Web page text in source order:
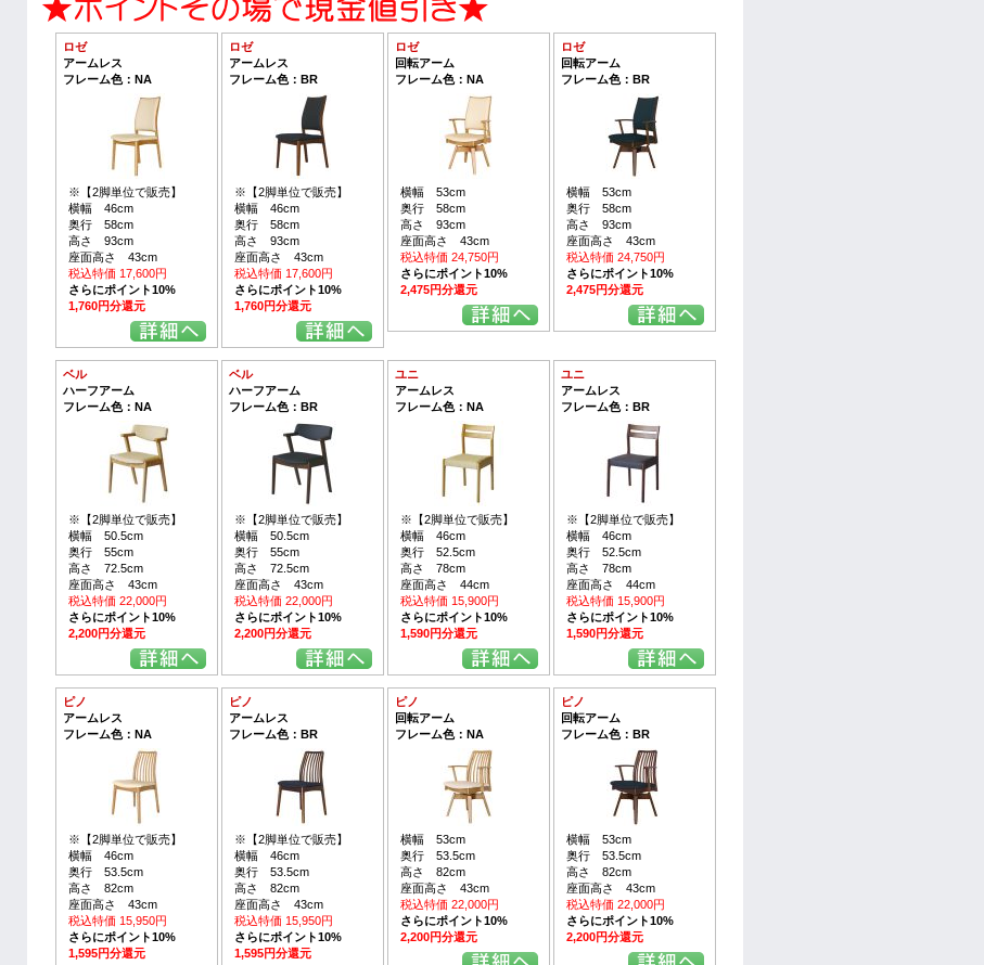
ロゼ
アームレス
フレーム色：NA
※【2脚単位で販売】
横幅 46cm
奥行 58cm
高さ 93cm
座面高さ 43cm
税込特価 17,600円
さらにポイント10%
1,760円分還元
ロゼ
アームレス
フレーム色：BR
※【2脚単位で販売】
横幅 46cm
奥行 58cm
高さ 93cm
座面高さ 43cm
税込特価 17,600円
さらにポイント10%
1,760円分還元
ロゼ
回転アーム
フレーム色：NA
横幅 53cm
奥行 58cm
高さ 93cm
座面高さ 43cm
税込特価 24,750円
さらにポイント10%
2,475円分還元
ロゼ
回転アーム
フレーム色：BR
横幅 53cm
奥行 58cm
高さ 93cm
座面高さ 43cm
税込特価 24,750円
さらにポイント10%
2,475円分還元
ベル
ハーフアーム
フレーム色：NA
※【2脚単位で販売】
横幅 50.5cm
奥行 55cm
高さ 72.5cm
座面高さ 43cm
税込特価 22,000円
さらにポイント10%
2,200円分還元
ベル
ハーフアーム
フレーム色：BR
※【2脚単位で販売】
横幅 50.5cm
奥行 55cm
高さ 72.5cm
座面高さ 43cm
税込特価 22,000円
さらにポイント10%
2,200円分還元
ユニ
アームレス
フレーム色：NA
※【2脚単位で販売】
横幅 46cm
奥行 52.5cm
高さ 78cm
座面高さ 44cm
税込特価 15,900円
さらにポイント10%
1,590円分還元
ユニ
アームレス
フレーム色：BR
※【2脚単位で販売】
横幅 46cm
奥行 52.5cm
高さ 78cm
座面高さ 44cm
税込特価 15,900円
さらにポイント10%
1,590円分還元
ピノ
アームレス
フレーム色：NA
※【2脚単位で販売】
横幅 46cm
奥行 53.5cm
高さ 82cm
座面高さ 43cm
税込特価 15,950円
さらにポイント10%
1,595円分還元
ピノ
アームレス
フレーム色：BR
※【2脚単位で販売】
横幅 46cm
奥行 53.5cm
高さ 82cm
座面高さ 43cm
税込特価 15,950円
さらにポイント10%
1,595円分還元
ピノ
回転アーム
フレーム色：NA
横幅 53cm
奥行 53.5cm
高さ 82cm
座面高さ 43cm
税込特価 22,000円
さらにポイント10%
2,200円分還元
ピノ
回転アーム
フレーム色：BR
横幅 53cm
奥行 53.5cm
高さ 82cm
座面高さ 43cm
税込特価 22,000円
さらにポイント10%
2,200円分還元